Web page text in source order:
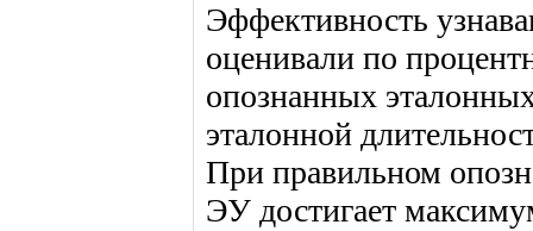
Эффективность
оценивали по
опознанных
эталонной
При правильном
ЭУ достигает